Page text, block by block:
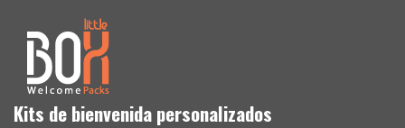
Kits de bienvenida personalizados